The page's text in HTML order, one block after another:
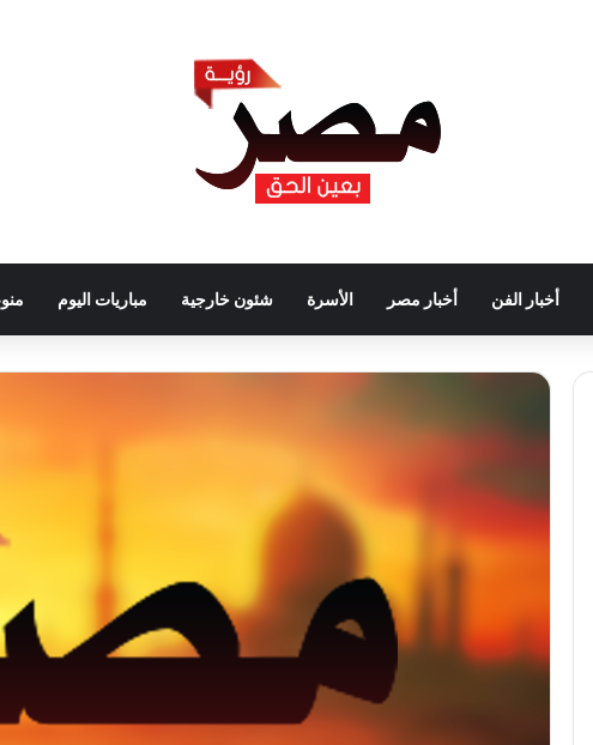
أخبار الفن أخبار مصر الأسرة شئون خارجية مباريات اليوم